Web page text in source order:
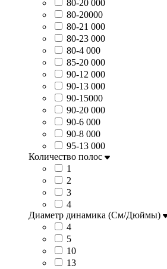
80-20 000
80-20000
80-21 000
80-23 000
80-4 000
85-20 000
90-12 000
90-13 000
90-15000
90-20 000
90-6 000
90-8 000
95-13 000
Количество полос
1
2
3
4
Диаметр динамика (См/Дюймы)
4
5
10
13